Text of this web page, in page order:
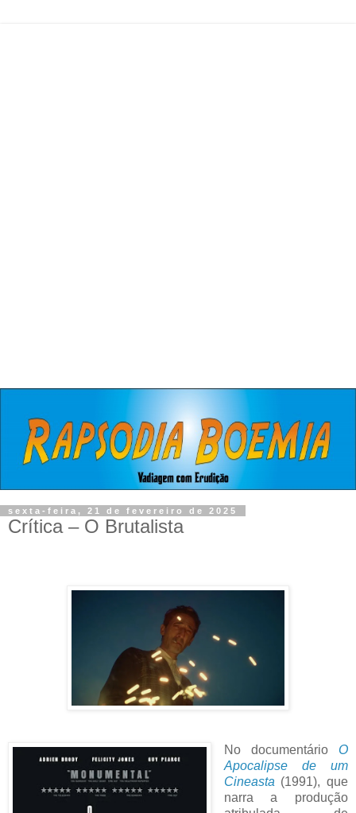
sexta-feira, 21 de fevereiro de 2025
Crítica – O Brutalista
No documentário O
Apocalipse de um
Cineasta (1991), que
narra a produção